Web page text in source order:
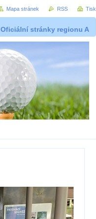
Oficiální stránky regionu A
Mapa stránek RSS Tisk